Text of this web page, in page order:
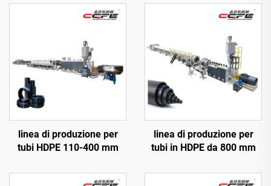
linea di produzione per
tubi HDPE 110-400 mm
linea di produzione per
tubi in HDPE da 800 mm